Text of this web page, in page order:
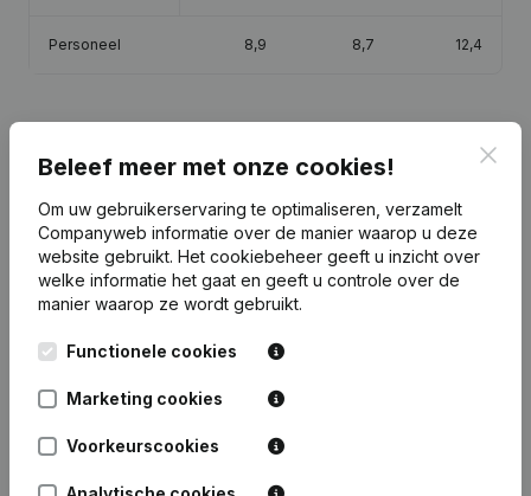
Personeel 8,9 8,7 12,4
Datum Publicatie
Algemene vergadering - Statuten
Wijzigingen, …)
05-10-2020 Ontslagnemingen - Benoemingen
Beleef meer met onze cookies!
Om uw gebruikerservaring te optimaliseren, verzamelt
Companyweb informatie over de manier waarop u deze
website gebruikt. Het cookiebeheer geeft u inzicht over
welke informatie het gaat en geeft u controle over de
manier waarop ze wordt gebruikt.
Functionele cookies
Marketing cookies
Voorkeurscookies